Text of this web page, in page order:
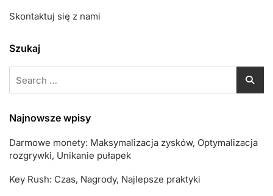
Skontaktuj się z nami
Szukaj
for:
Najnowsze wpisy
Darmowe monety: Maksymalizacja zysków, Optymalizacja
rozgrywki, Unikanie pułapek
Key Rush: Czas, Nagrody, Najlepsze praktyki